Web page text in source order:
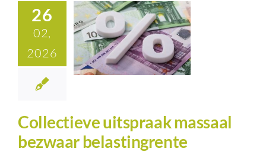
26
02,
2026
Collectieve uitspraak massaal
bezwaar belastingrente